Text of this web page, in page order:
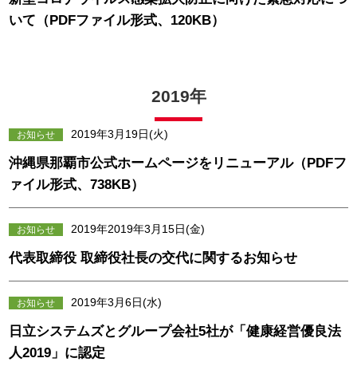
いて（PDFファイル形式、120KB）
2019年
お知らせ 2019年3月19日(火)
沖縄県那覇市公式ホームページをリニューアル（PDFフ
ァイル形式、738KB）
お知らせ 2019年2019年3月15日(金)
代表取締役 取締役社長の交代に関するお知らせ
お知らせ 2019年3月6日(水)
日立システムズとグループ会社5社が「健康経営優良法
人2019」に認定